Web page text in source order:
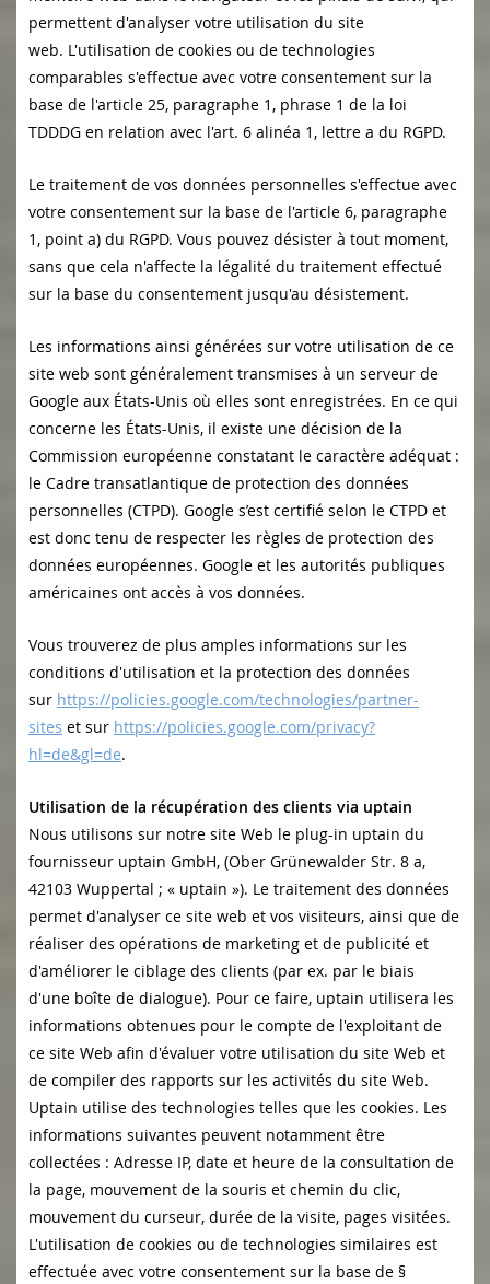
permettent d'analyser votre utilisation du site
web. L'utilisation de cookies ou de technologies
comparables s'effectue avec votre consentement sur la
base de l'article 25, paragraphe 1, phrase 1 de la loi
TDDDG en relation avec l'art. 6 alinéa 1, lettre a du RGPD.
Le traitement de vos données personnelles s'effectue avec
votre consentement sur la base de l'article 6, paragraphe
1, point a) du RGPD. Vous pouvez désister à tout moment,
sans que cela n'affecte la légalité du traitement effectué
sur la base du consentement jusqu'au désistement.
Les informations ainsi générées sur votre utilisation de ce
site web sont généralement transmises à un serveur de
Google aux États-Unis où elles sont enregistrées. En ce qui
concerne les États-Unis, il existe une décision de la
Commission européenne constatant le caractère adéquat :
le Cadre transatlantique de protection des données
personnelles (CTPD). Google s’est certifié selon le CTPD et
est donc tenu de respecter les règles de protection des
données européennes. Google et les autorités publiques
américaines ont accès à vos données.
Vous trouverez de plus amples informations sur les
conditions d'utilisation et la protection des données
sur https://policies.google.com/technologies/partner-
sites et sur https://policies.google.com/privacy?
hl=de&gl=de.
Utilisation de la récupération des clients via uptain
Nous utilisons sur notre site Web le plug-in uptain du
fournisseur uptain GmbH, (Ober Grünewalder Str. 8 a,
42103 Wuppertal ; « uptain »). Le traitement des données
permet d'analyser ce site web et vos visiteurs, ainsi que de
réaliser des opérations de marketing et de publicité et
d'améliorer le ciblage des clients (par ex. par le biais
d'une boîte de dialogue). Pour ce faire, uptain utilisera les
informations obtenues pour le compte de l'exploitant de
ce site Web afin d'évaluer votre utilisation du site Web et
de compiler des rapports sur les activités du site Web.
Uptain utilise des technologies telles que les cookies. Les
informations suivantes peuvent notamment être
collectées : Adresse IP, date et heure de la consultation de
la page, mouvement de la souris et chemin du clic,
mouvement du curseur, durée de la visite, pages visitées.
L'utilisation de cookies ou de technologies similaires est
effectuée avec votre consentement sur la base de §